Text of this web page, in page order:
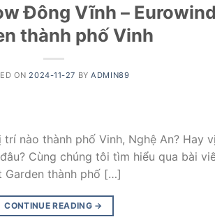
Đông Vĩnh –
thành phố Vinh
ON 2024-11-27 BYADMIN89
nào thành phố Vinh, Nghệ An? Hay
Cùng chúng tôi tìm hiểu qua bài
Garden thành phố […]
CONTINUE READING →